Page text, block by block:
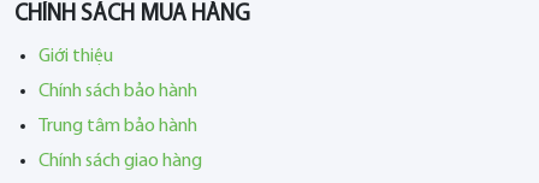
CHÍNH SÁCH MUA HÀNG
Giới thiệu
Chính sách bảo hành
Trung tâm bảo hành
Chính sách giao hàng